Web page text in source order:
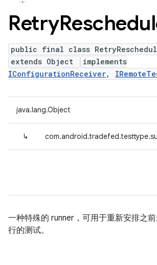
Retry
public final class
extends Object
implements
IConfigurationReceiver,
java.lang.Object
↳
一种特殊的 runner，可用于重新安排之
行的测试。